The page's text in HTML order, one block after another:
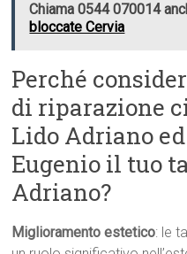
Chiama 0544 070014
bloccate Cervia
Perché
di riparazione
Lido Adriano
Eugenio il tuo
Adriano?
Miglioramento estetico: le